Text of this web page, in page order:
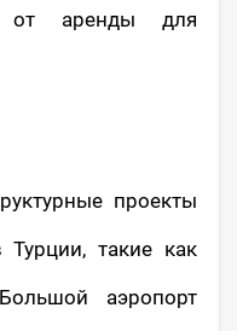
от аренды для
проекты
такие как
аэропорт